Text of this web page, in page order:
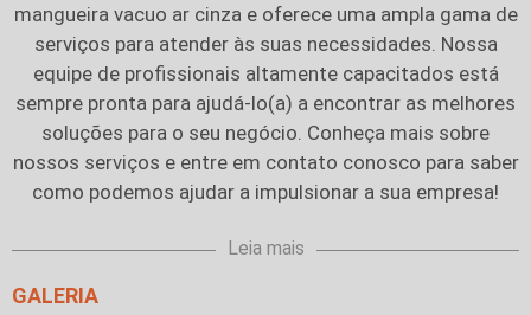
mangueira vacuo ar cinza e oferece uma ampla gama de
serviços para atender às suas necessidades. Nossa
equipe de profissionais altamente capacitados está
sempre pronta para ajudá-lo(a) a encontrar as melhores
soluções para o seu negócio. Conheça mais sobre
nossos serviços e entre em contato conosco para saber
como podemos ajudar a impulsionar a sua empresa!
Leia mais
GALERIA